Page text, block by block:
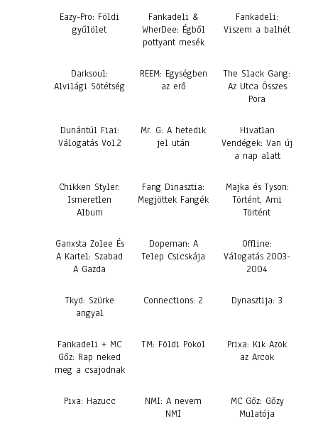
Eazy-Pro: Földi
gyűlölet
Fankadeli &
WherDee: Égből
pottyant mesék
Fankadeli:
Viszem a balhét
Darksoul:
Alvilági Sötétség
REEM: Egységben
az erő
The Slack Gang:
Az Utca Összes
Pora
Dunántúl Fiai:
Válogatás Vol.2
Mr. G: A hetedik
jel után
Hivatlan
Vendégek: Van új
a nap alatt
Chikken Styler:
Ismeretlen
Album
Fang Dinasztia:
Megjöttek Fangék
Majka és Tyson:
Történt, Ami
Történt
Ganxsta Zolee És
A Kartel: Szabad
A Gazda
Dopeman: A
Telep Csicskája
Offline:
Válogatás 2003-
2004
Tkyd: Szürke
angyal
Connections: 2 Dynasztija: 3
Fankadeli + MC
Gőz: Rap neked
meg a csajodnak
TM: Földi Pokol
Prixa: Kik Azok
az Arcok
Pixa: Hazucc
NMI: A nevem
NMI
MC Gőz: Gőzy
Mulatója